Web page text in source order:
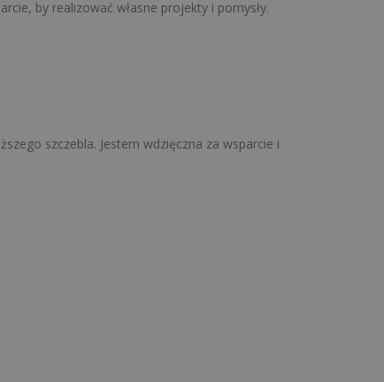
by realizować własne projekty i pomysły.
szczebla. Jestem wdzięczna za wsparcie i